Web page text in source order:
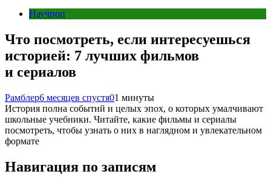
Научпоп
Что посмотреть, если интересуешься
историей: 7 лучших фильмов
и сериалов
Рамблер6 месяцев спустя01 минуты
История полна событий и целых эпох, о которых умалчивают
школьные учебники. Читайте, какие фильмы и сериалы
посмотреть, чтобы узнать о них в наглядном и увлекательном
формате
Навигация по записям